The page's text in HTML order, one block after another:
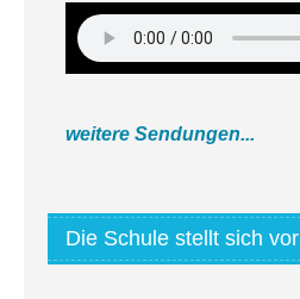
weitere Sendungen...
Die Schule stellt sich vor